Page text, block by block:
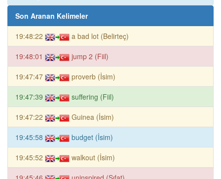
Son Aranan Kelimeler
19:48:22 a bad lot (Belirteç)
19:48:01 jump 2 (Fiil)
19:47:47 proverb (İsim)
19:47:39 suffering (Fiil)
19:47:22 Guinea (İsim)
19:45:58 budget (İsim)
19:45:52 walkout (İsim)